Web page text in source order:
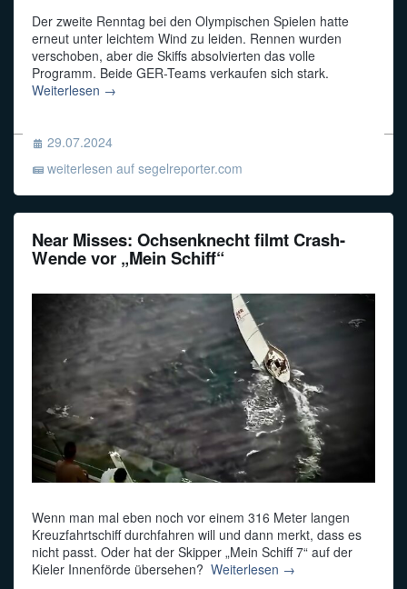
Der zweite Renntag bei den Olympischen Spielen hatte
erneut unter leichtem Wind zu leiden. Rennen wurden
verschoben, aber die Skiffs absolvierten das volle
Programm. Beide GER-Teams verkaufen sich stark.
Weiterlesen →
29.07.2024
weiterlesen auf segelreporter.com
Near Misses: Ochsenknecht filmt Crash-
Wende vor „Mein Schiff“
Wenn man mal eben noch vor einem 316 Meter langen
Kreuzfahrtschiff durchfahren will und dann merkt, dass es
nicht passt. Oder hat der Skipper „Mein Schiff 7“ auf der
Kieler Innenförde übersehen? Weiterlesen →